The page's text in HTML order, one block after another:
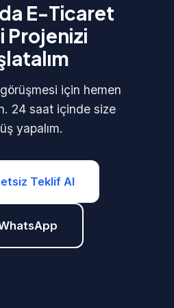
E-Ticaret
Projenizi
için hemen
24 saat içinde size
yapalım.
Teklif Al